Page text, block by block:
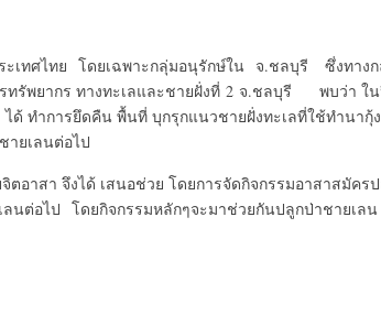
ย โดยเฉพาะกลุ่มอนุรักษ์ใน จ.ชลบุรี ซึ่งทางก
ทรัพยากร ทางทะเลและชายฝั่งที่ 2 จ.ชลบุรี พบว่า ใน
ได้ ทำการยึดคืน พื้นที่ บุกรุกแนวชายฝั่งทะเลที่ใช้ทำน
ายเลนต่อไป
จึงได้ เสนอช่วย โดยการจัดกิจกรรมอาสาสมัครป
ลนต่อไป โดยกิจกรรมหลักๆจะมาช่วยกันปลูกป่าชายเล